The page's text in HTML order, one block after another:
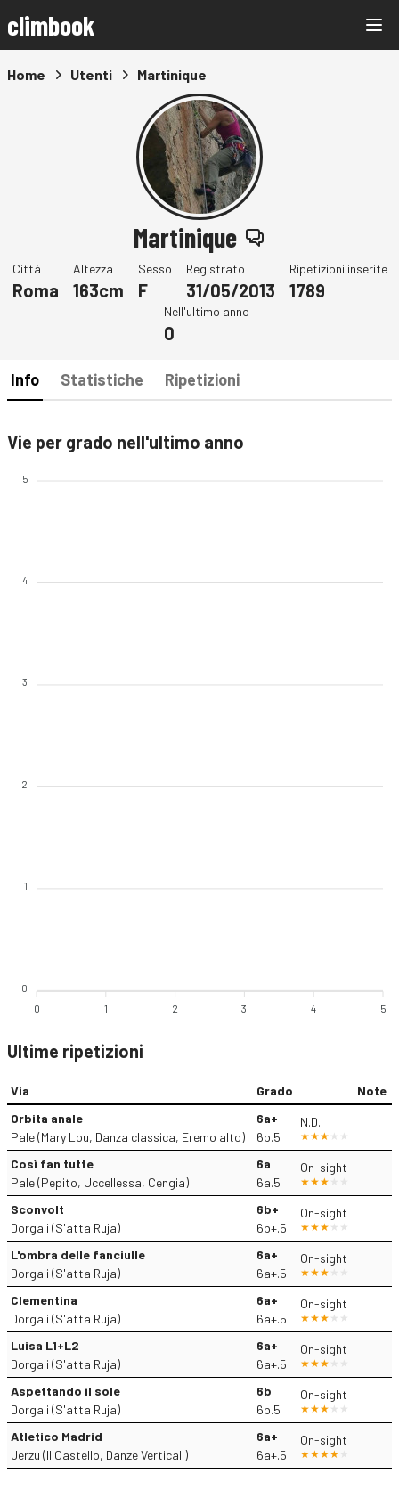
climbook
Home Utenti Martinique
Martinique
Città
Roma
Altezza
163cm
Sesso
F
Registrato
31/05/2013
Ripetizioni inserite
1789
Nell'ultimo anno
0
Info Statistiche Ripetizioni
Vie per grado nell'ultimo anno
5
4
3
2
1
0
0 1 2 3 4 5
Ultime ripetizioni
Via Grado
Note
Orbita anale
Pale (Mary Lou, Danza classica, Eremo alto)
6a+
6b.5
N.D.
Così fan tutte
Pale (Pepito, Uccellessa, Cengia)
6a
6a.5
On-sight
Sconvolt
Dorgali (S'atta Ruja)
6b+
6b+.5
On-sight
L'ombra delle fanciulle
Dorgali (S'atta Ruja)
6a+
6a+.5
On-sight
Clementina
Dorgali (S'atta Ruja)
6a+
6a+.5
On-sight
Luisa L1+L2
Dorgali (S'atta Ruja)
6a+
6a+.5
On-sight
Aspettando il sole
Dorgali (S'atta Ruja)
6b
6b.5
On-sight
Atletico Madrid
Jerzu (Il Castello, Danze Verticali)
6a+
6a+.5
On-sight